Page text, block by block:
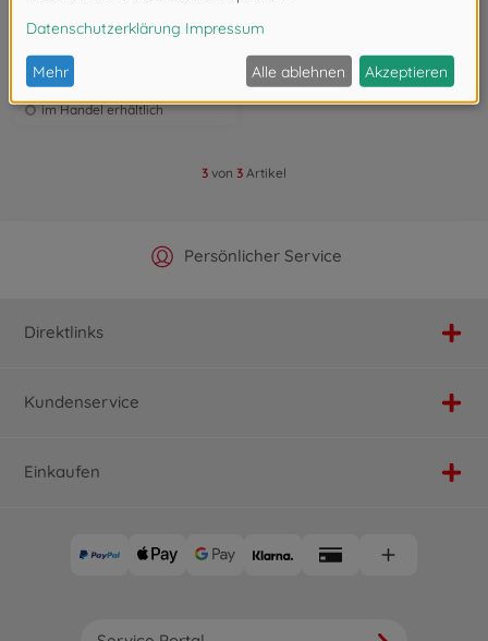
Collection Series, 6-sort.
8505001024
im Handel erhältlich
3 von 3 Artikel
Offizieller Hersteller Shop
Persönlicher Service
Versandkostenfrei ab 25€
Schnelle Lieferung
Direktlinks
Kundenservice
Einkaufen